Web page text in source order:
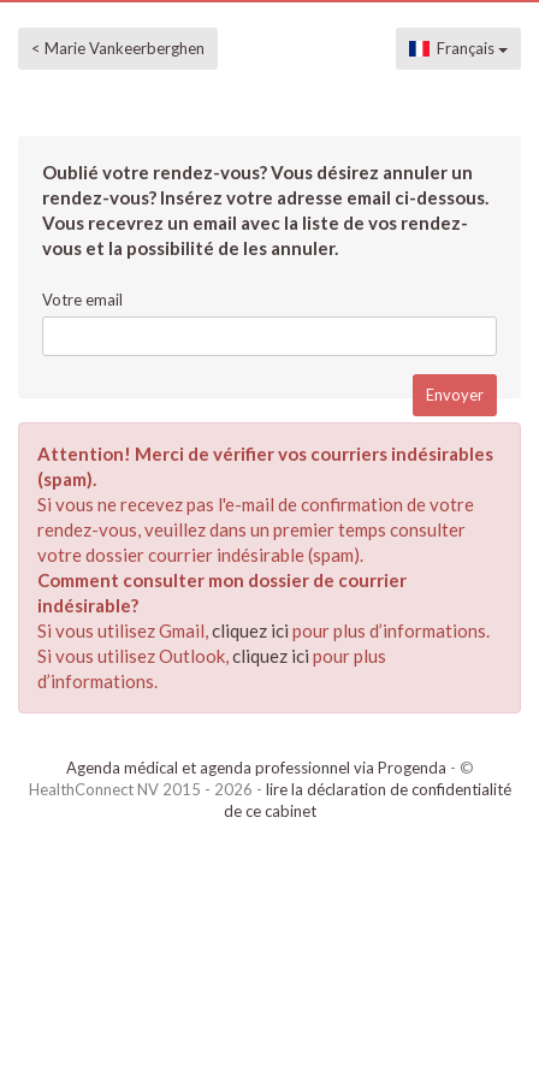
< Marie Vankeerberghen Français
Oublié votre rendez-vous? Vous désirez annuler un
rendez-vous? Insérez votre adresse email ci-dessous.
Vous recevrez un email avec la liste de vos rendez-
vous et la possibilité de les annuler.
Votre email
Attention! Merci de vérifier vos courriers indésirables
(spam).
Si vous ne recevez pas l'e-mail de confirmation de votre
rendez-vous, veuillez dans un premier temps consulter
votre dossier courrier indésirable (spam).
Comment consulter mon dossier de courrier
indésirable?
Si vous utilisez Gmail,cliquez ici pour plus d’informations.
Si vous utilisez Outlook,cliquez ici pour plus
d’informations.
Agenda médical et agenda professionnel via Progenda - ©
HealthConnect NV 2015 - 2026 - lire la déclaration de confidentialité
de ce cabinet